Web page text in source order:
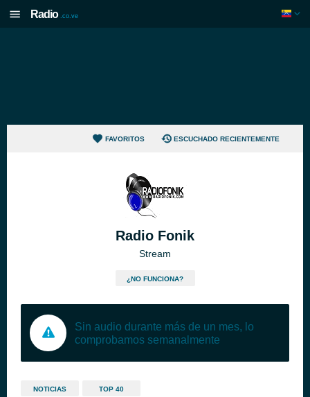
Radio .co.ve
FAVORITOS ESCUCHADO RECIENTEMENTE
Radio Fonik
Stream
¿NO FUNCIONA?
Sin audio durante más de un mes, lo
comprobamos semanalmente
NOTICIAS TOP 40